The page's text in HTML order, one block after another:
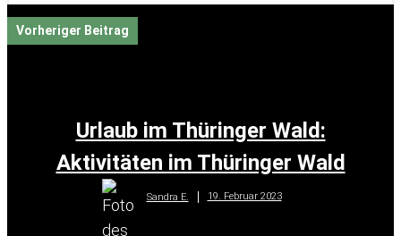
Vorheriger Beitrag
Urlaub im Thüringer Wald:
Aktivitäten im Thüringer Wald
Sandra E. 19. Februar 2023